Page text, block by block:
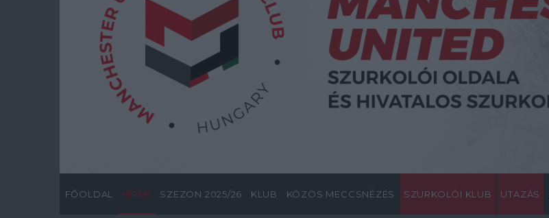
FŐOLDAL HÍREK SZEZON 2025/26 KLUB KÖZÖS MECCSNÉZÉS SZURKOLÓI KLUB UTAZÁS